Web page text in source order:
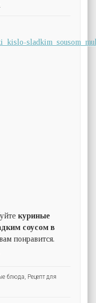
куриные
соусом в
понравится.
блюда, Рецепт для